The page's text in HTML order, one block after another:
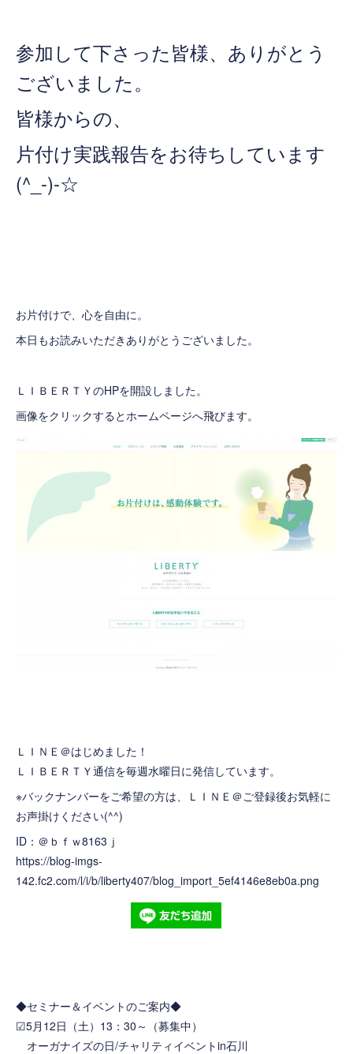
参加して下さった皆様、ありがとう
ございました。
皆様からの、
片付け実践報告をお待ちしています
(^_-)-☆
お片付けで、心を自由に。
本日もお読みいただきありがとうございました。
ＬＩＢＥＲＴＹのHPを開設しました。
画像をクリックするとホームページへ飛びます。
ＬＩＮＥ＠はじめました！
ＬＩＢＥＲＴＹ通信を毎週水曜日に発信しています。
※バックナンバーをご希望の方は、ＬＩＮＥ＠ご登録後お気軽に
お声掛けください(^^)
ID：＠ｂｆｗ8163ｊ
https://blog-imgs-
142.fc2.com/l/i/b/liberty407/blog_import_5ef4146e8eb0a.png
◆セミナー＆イベントのご案内◆
☑5月12日（土）13：30～（募集中）
オーガナイズの日/チャリティイベントin石川